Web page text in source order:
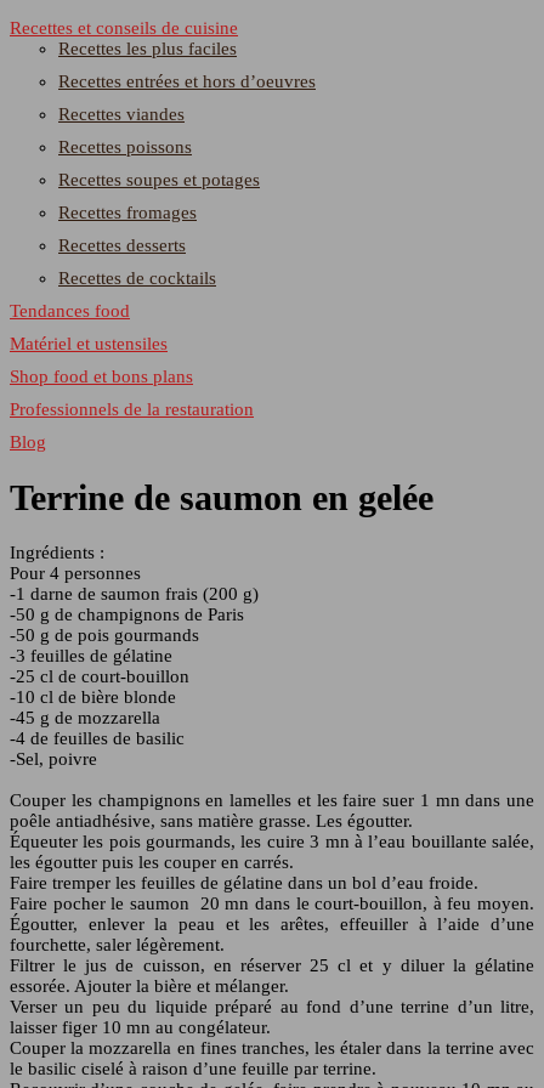
Recettes et conseils de cuisine
Recettes les plus faciles
Recettes entrées et hors d’oeuvres
Recettes viandes
Recettes poissons
Recettes soupes et potages
Recettes fromages
Recettes desserts
Recettes de cocktails
Tendances food
Matériel et ustensiles
Shop food et bons plans
Professionnels de la restauration
Blog
Terrine de saumon en gelée
Ingrédients :
Pour 4 personnes
-1 darne de saumon frais (200 g)
-50 g de champignons de Paris
-50 g de pois gourmands
-3 feuilles de gélatine
-25 cl de court-bouillon
-10 cl de bière blonde
-45 g de mozzarella
-4 de feuilles de basilic
-Sel, poivre
Couper les champignons en lamelles et les faire suer 1 mn dans une
poêle antiadhésive, sans matière grasse. Les égoutter.
Équeuter les pois gourmands, les cuire 3 mn à l’eau bouillante salée,
les égoutter puis les couper en carrés.
Faire tremper les feuilles de gélatine dans un bol d’eau froide.
Faire pocher le saumon 20 mn dans le court-bouillon, à feu moyen.
Égoutter, enlever la peau et les arêtes, effeuiller à l’aide d’une
fourchette, saler légèrement.
Filtrer le jus de cuisson, en réserver 25 cl et y diluer la gélatine
essorée. Ajouter la bière et mélanger.
Verser un peu du liquide préparé au fond d’une terrine d’un litre,
laisser figer 10 mn au congélateur.
Couper la mozzarella en fines tranches, les étaler dans la terrine avec
le basilic ciselé à raison d’une feuille par terrine.